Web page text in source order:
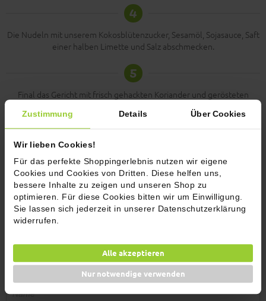
Zustimmung Details Über Cookies
Wir lieben Cookies!
Für das perfekte Shoppingerlebnis nutzen wir eigene
Cookies und Cookies von Dritten. Diese helfen uns,
bessere Inhalte zu zeigen und unseren Shop zu
optimieren. Für diese Cookies bitten wir um Einwilligung.
Sie lassen sich jederzeit in unserer Datenschutzerklärung
widerrufen.
Alle akzeptieren
Nur notwendige verwenden
4
Die Nudeln mit unserem Kokosblütenzucker, Sesamöl, Sojasauce, Saft
einer halben Limette und Salz abschmecken.
5
Final das Gericht mit frisch gehackten Koriander und gerösteten
Kommentare (1)
Jetzt bewerten
Name